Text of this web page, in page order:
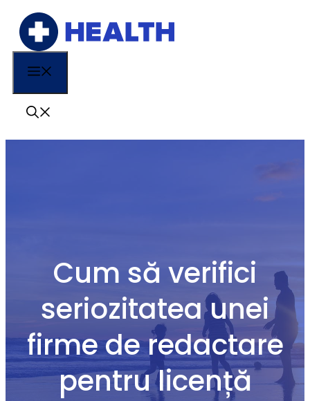
Sari
conținut
Cum să verifici
seriozitatea unei
firme de redactare
pentru licență